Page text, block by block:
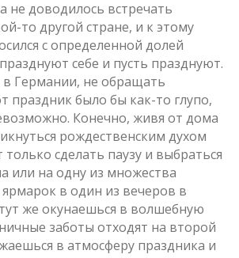
не доводилось встречать
то другой стране, и к этому
с определенной долей
себе и пусть празднуют.
Германии, не обращать
праздник было бы как-то глупо,
Конечно, живя от дома
рождественским духом
сделать паузу и выбраться
или на одну из множества
в один из вечеров в
же окунаешься в волшебную
заботы отходят на второй
в атмосферу праздника и